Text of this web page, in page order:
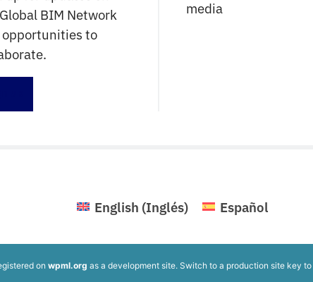
BIM Network
to
media
English (Inglés) Español
on wpml.org as a development site. Switch to a production site key to